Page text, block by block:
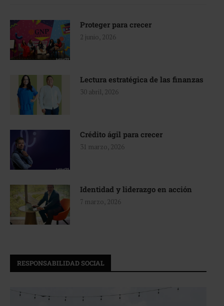
Proteger para crecer
2 junio, 2026
Lectura estratégica de las finanzas
30 abril, 2026
Crédito ágil para crecer
31 marzo, 2026
Identidad y liderazgo en acción
7 marzo, 2026
RESPONSABILIDAD SOCIAL